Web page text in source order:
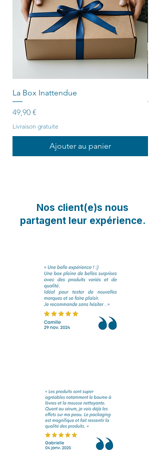
La Box Inattendue
Prix
49,90 €
Livraison gratuite
Ajouter au panier
Nos client(e)s nous
partagent leur expérience.